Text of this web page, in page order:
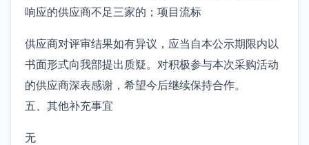
响应的供应商不足三家的；项目流标
供应商对评审结果如有异议，应当自本公示期限内以
书面形式向我部提出质疑。对积极参与本次采购活动
的供应商深表感谢，希望今后继续保持合作。
五、其他补充事宜
无